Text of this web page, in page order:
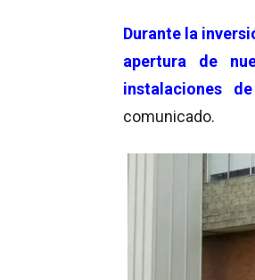
Durante la
apertura de
instalaciones
comunicado.